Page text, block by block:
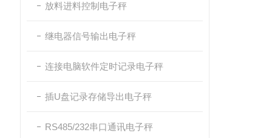
放料进料控制电子秤
继电器信号输出电子秤
连接电脑软件定时记录电子秤
插U盘记录存储导出电子秤
RS485/232串口通讯电子秤